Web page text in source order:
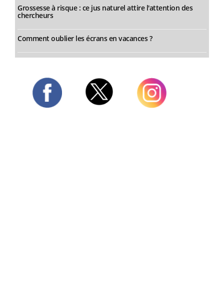
Grossesse à risque : ce jus naturel attire l'attention des
chercheurs
Comment oublier les écrans en vacances ?